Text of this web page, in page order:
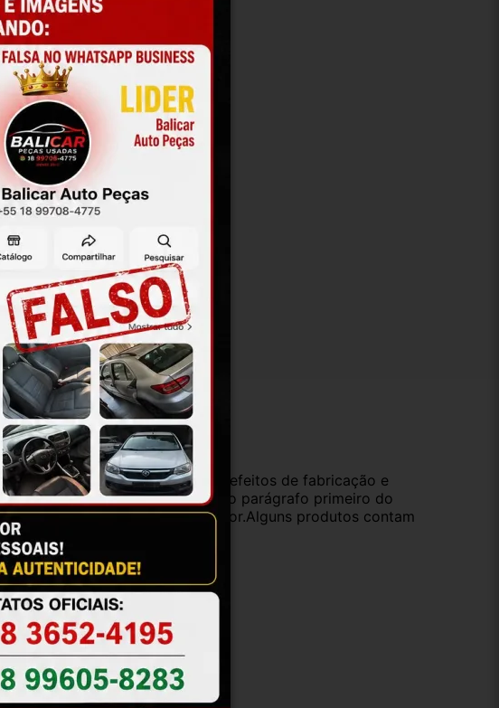
e Devolução
da data da compra e cobre defeitos de fabricação e
dentre as opções previstas no parágrafo primeiro do
outro produto de valor superior.Alguns produtos contam